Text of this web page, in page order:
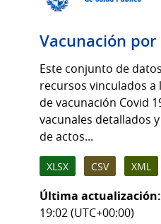
Vacunación por
Este conjunto de
recursos vinculados a
de vacunación Covid
vacunales detallados
de actos...
XLSX CSV XML
Última actualización:
19:02 (UTC+00:00)